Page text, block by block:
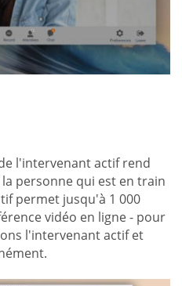
l'intervenant actif rend
personne qui est en train
permet jusqu'à 1 000
vidéo en ligne - pour
l'intervenant actif et